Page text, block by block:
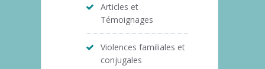
Articles et
Témoignages
Violences familiales et
conjugales